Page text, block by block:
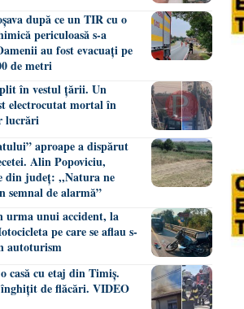
după ce un TIR cu o
periculoasă s-a
au fost evacuați pe
de metri
în vestul țării. Un
electrocutat mortal în
lucrări
aproape a dispărut
Alin Popoviciu,
din județ: ,,Natura ne
semnal de alarmă”
unui accident, la
pe care se aflau s-
autoturism
casă cu etaj din Timiș.
de flăcări. VIDEO